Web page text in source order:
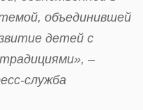
объединившей
детей с
–
служба